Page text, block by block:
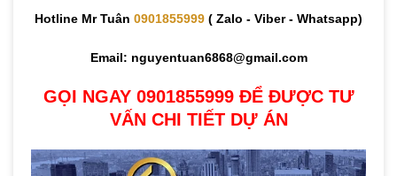
Hotline Mr Tuân 0901855999 ( Zalo - Viber - Whatsapp)
Email: nguyentuan6868@gmail.com
GỌI NGAY 0901855999 ĐỂ ĐƯỢC TƯ
VẤN CHI TIẾT DỰ ÁN